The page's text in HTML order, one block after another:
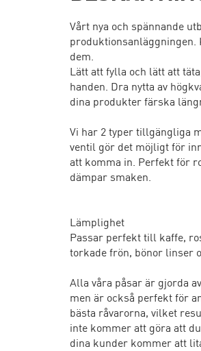
Vårt nya och spännande
dem.
Lätt att fylla och lätt att
handen. Dra nytta av
dina produkter färska
Vi har 2 typer tillgängliga
ventil gör det möjligt för
att komma in. Perfekt för
dämpar smaken.
Lämplighet
Passar perfekt till kaffe,
torkade frön, bönor linser
Alla våra påsar är gjorda
men är också perfekt för
bästa råvarorna, vilket
inte kommer att göra att
dina kunder kommer att